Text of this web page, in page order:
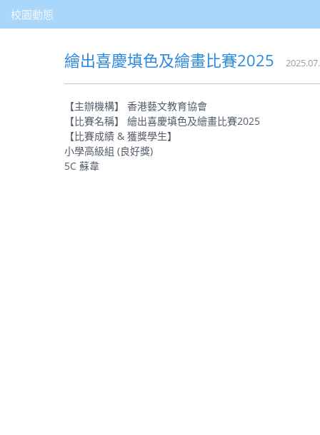
校園動態
繪出喜慶填色及繪畫比賽2025
【主辦機構】 香港藝文教育協會
【比賽名稱】 繪出喜慶填色及繪畫比賽2025
【比賽成績 & 獲獎學生】
小學高級組 (良好獎)
5C 蘇韋